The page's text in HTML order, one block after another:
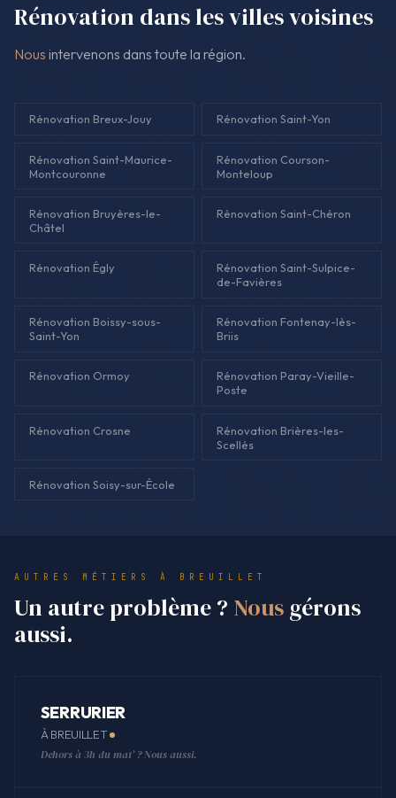
Rénovation dans les villes voisines
Nous intervenons dans toute la région.
Rénovation Breux-Jouy Rénovation Saint-Yon
Rénovation Saint-Maurice-
Montcouronne
Rénovation Courson-
Monteloup
Rénovation Bruyères-le-
Châtel
Rénovation Saint-Chéron
Rénovation Égly
Rénovation Saint-Sulpice-
de-Favières
Rénovation Boissy-sous-
Saint-Yon
Rénovation Fontenay-lès-
Briis
Rénovation Ormoy
Rénovation Paray-Vieille-
Poste
Rénovation Crosne
Rénovation Brières-les-
Scellés
Rénovation Soisy-sur-École
AUTRES MÉTIERS À BREUILLET
Un autre problème ? Nous gérons
aussi.
SERRURIER
À BREUILLET
Dehors à 3h du mat' ? Nous aussi.